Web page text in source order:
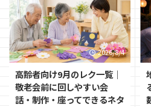
2026/8/4
高齢者向け9月のレク一覧｜
敬老会前に回しやすい会
話・制作・座ってできるネタ